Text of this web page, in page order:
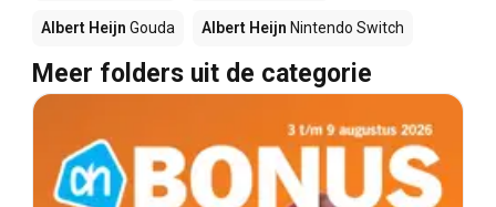
Albert Heijn Gouda Albert Heijn Nintendo Switch
Meer folders uit de categorie